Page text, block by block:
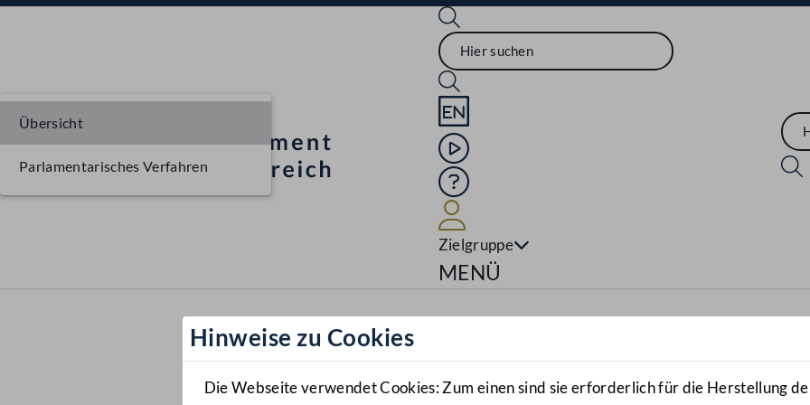
Sprache English
Mediathek
Hilfe
Zielgruppe
Navigationsmenü öffnen
MENÜ
Hinweise zu Cookies
Die Webseite verwendet Cookies: Zum einen sind sie erforderlich für die Herstellung
Übersicht
Parlamentarisches Verfahren